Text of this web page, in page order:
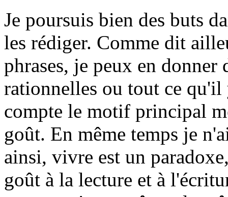
Je poursuis bien des buts
les rédiger. Comme dit
phrases, je peux en
rationnelles ou tout ce
compte le motif principal
goût. En même temps je
ainsi, vivre est un
goût à la lecture et à